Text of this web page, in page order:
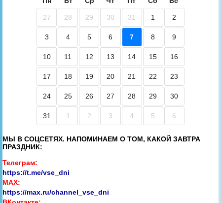
27 28 29 30 31 1 2
3 4 5 6 7 8 9
10 11 12 13 14 15 16
17 18 19 20 21 22 23
24 25 26 27 28 29 30
31 1 2 3 4 5 6
МЫ В СОЦСЕТЯХ. НАПОМИНАЕМ О ТОМ, КАКОЙ ЗАВТРА
ПРАЗДНИК:
Телеграм:
https://t.me/vse_dni
MAX:
https://max.ru/channel_vse_dni